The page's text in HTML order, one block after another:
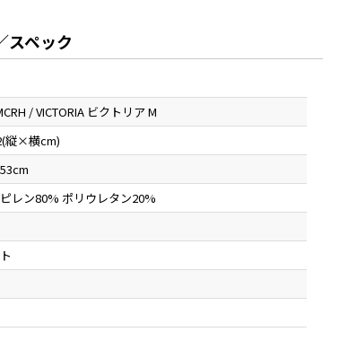
スペック
/ VICTORIA ビクトリア M
縦×横cm)
レン80% ポリウレタン20%